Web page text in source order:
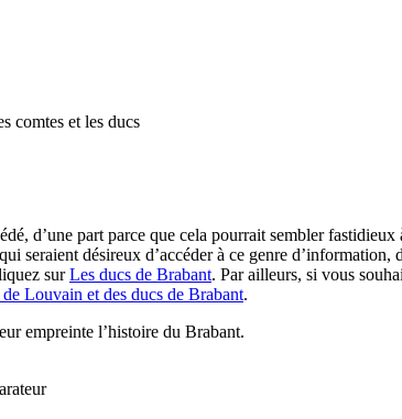
comtes et les ducs
d’une part parce que cela pourrait sembler
désireux d’accéder à ce genre d’information,
surLes ducs de Brabant. Par ailleurs, si vous
Louvain et des ducs de Brabant.
empreinte l’histoire du Brabant.